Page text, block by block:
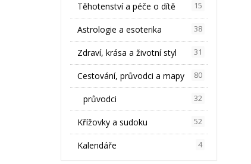
Těhotenství a péče o dítě 15
Astrologie a esoterika 38
Zdraví, krása a životní styl 31
Cestování, průvodci a mapy 80
průvodci 32
Křížovky a sudoku 52
Kalendáře 4